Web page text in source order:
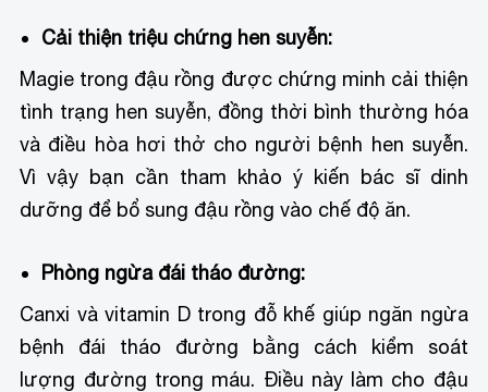
Cải thiện triệu chứng hen suyễn:
Magie trong đậu rồng được chứng minh cải thiện
tình trạng hen suyễn, đồng thời bình thường hóa
và điều hòa hơi thở cho người bệnh hen suyễn.
Vì vậy bạn cần tham khảo ý kiến bác sĩ dinh
dưỡng để bổ sung đậu rồng vào chế độ ăn.
Phòng ngừa đái tháo đường:
Canxi và vitamin D trong đỗ khế giúp ngăn ngừa
bệnh đái tháo đường bằng cách kiểm soát
lượng đường trong máu. Điều này làm cho đậu